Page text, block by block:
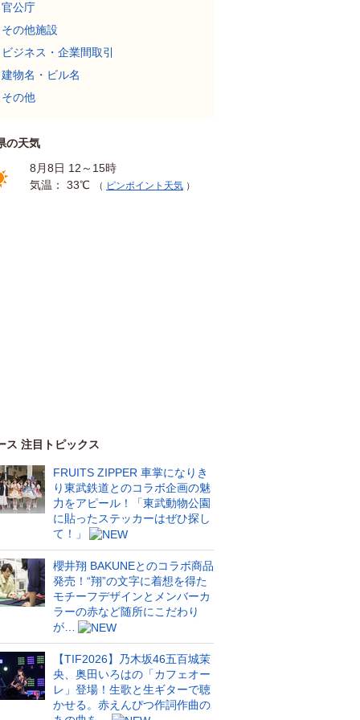
官公庁
その他施設
ビジネス・企業間取引
建物名・ビル名
その他
の天気
8月8日 12～15時
気温： 33℃
（ ピンポイント天気 ）
ス 注目トピックス
FRUITS ZIPPER 車掌になりき
り東武鉄道とのコラボ企画の魅
力をアピール！「東武動物公園
に貼ったステッカーはぜひ探し
て！」
櫻井翔 BAKUNEとのコラボ商品
発売！“翔”の文字に着想を得た
モチーフデザインとメンバーカ
ラーの赤など随所にこだわり
が…
【TIF2026】乃木坂46五百城茉
央、奥田いろはの「カフェオー
レ」登場！生歌と生ギターで聴
かせる。赤えんぴつ作詞作曲の